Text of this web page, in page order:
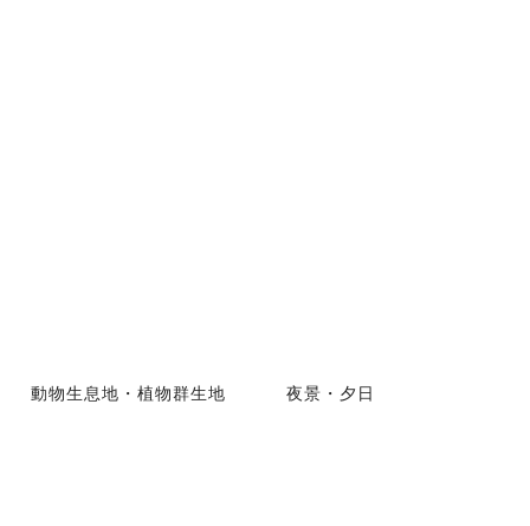
動物生息地・植物群生地 夜景・夕日